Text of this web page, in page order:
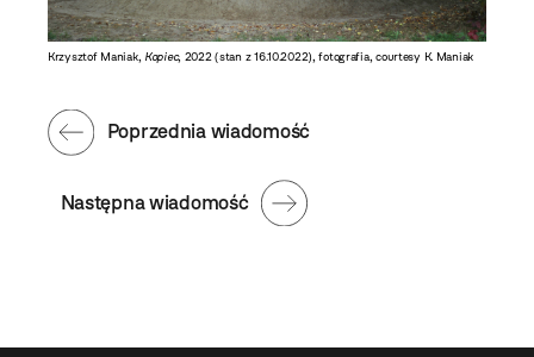
Krzysztof Maniak, Kopiec, 2022 (stan z 16.10.2022), fotografia, courtesy K. Maniak
Następna wiadomość
Poprzednia wiadomość